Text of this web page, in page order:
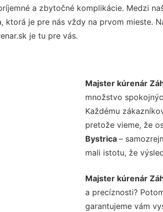
a zbytočné komplikácie. Medzi
ktorá je pre nás vždy na prvom mieste.
je tu pre vás.
Majster kúrenár
množstvo
Každému
pretože vieme, že
Bystrica –
mali istotu, že
Majster kúrenár
a precíznosti?
garantujeme vám